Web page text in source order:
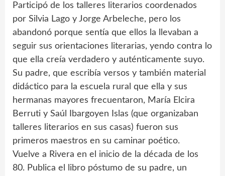
Participó de los talleres literarios coordenados
por Silvia Lago y Jorge Arbeleche, pero los
abandonó porque sentía que ellos la llevaban a
seguir sus orientaciones literarias, yendo contra lo
que ella creía verdadero y auténticamente suyo.
Su padre, que escribía versos y también material
didáctico para la escuela rural que ella y sus
hermanas mayores frecuentaron, María Elcira
Berruti y Saúl Ibargoyen Islas (que organizaban
talleres literarios en sus casas) fueron sus
primeros maestros en su caminar poético.
Vuelve a Rivera en el inicio de la década de los
80. Publica el libro póstumo de su padre, un